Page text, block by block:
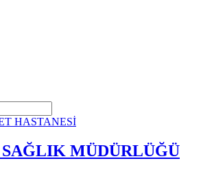
MÜDÜRLÜĞÜ